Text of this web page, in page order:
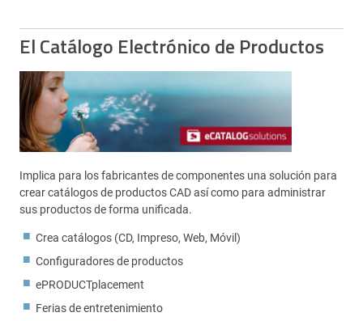
El Catálogo Electrónico de Productos
Implica para los fabricantes de componentes una solución para
crear catálogos de productos CAD así como para administrar
sus productos de forma unificada.
Crea catálogos (CD, Impreso, Web, Móvil)
Configuradores de productos
ePRODUCTplacement
Ferias de entretenimiento